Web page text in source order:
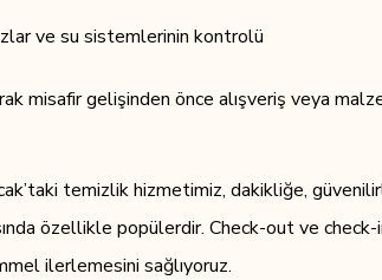
ve su sistemlerinin kontrolü
misafir gelişinden önce alışveriş veya
temizlik hizmetimiz, dakikliğe,
özellikle popülerdir. Check-out ve check-
ilerlemesini sağlıyoruz.